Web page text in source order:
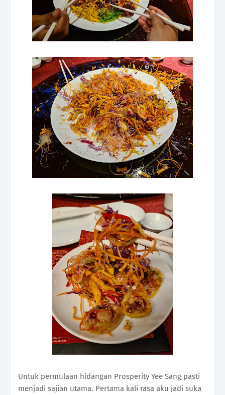
Untuk permulaan hidangan Prosperity Yee Sang pasti
menjadi sajian utama. Pertama kali rasa aku jadi suka